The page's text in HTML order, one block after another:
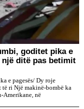
goditet pika e
një ditë pas betimit
e pagesës/ Dy roje
ri Një makinë-bombë ka
Amerikane, në